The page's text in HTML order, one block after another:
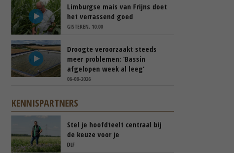
Limburgse mais van Frijns doet
het verrassend goed
GISTEREN, 10:00
Droogte veroorzaakt steeds
meer problemen: ‘Bassin
afgelopen week al leeg’
06-08-2026
KENNISPARTNERS
Stel je hoofdteelt centraal bij
de keuze voor je
groenbemester
DLF